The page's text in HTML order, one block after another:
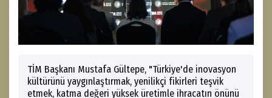
TİM Başkanı Mustafa Gültepe, "Türkiye'de inovasyon
kültürünü yaygınlaştırmak, yenilikçi fikirleri teşvik
etmek, katma değeri yüksek üretimle ihracatın önünü